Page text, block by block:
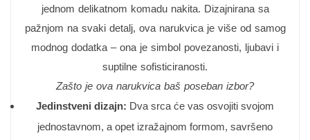
jednom delikatnom komadu nakita. Dizajnirana sa
pažnjom na svaki detalj, ova narukvica je više od samog
modnog dodatka – ona je simbol povezanosti, ljubavi i
suptilne sofisticiranosti.
Zašto je ova narukvica baš poseban izbor?
Jedinstveni dizajn: Dva srca će vas osvojiti svojom
jednostavnom, a opet izražajnom formom, savršeno